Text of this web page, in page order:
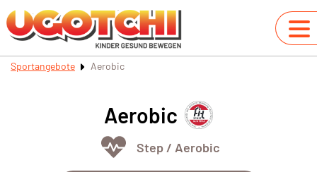
Sportangebote Aerobic
Aerobic
Step / Aerobic